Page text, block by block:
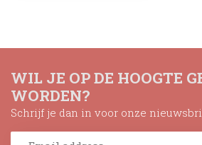
WIL JE OP DE HOOGTE
WORDEN?
Schrijf je dan in voor onze